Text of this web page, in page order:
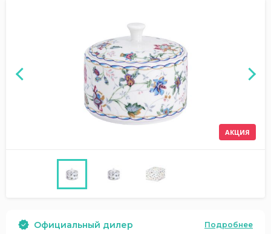
АКЦИЯ
Официальный дилер Подробнее